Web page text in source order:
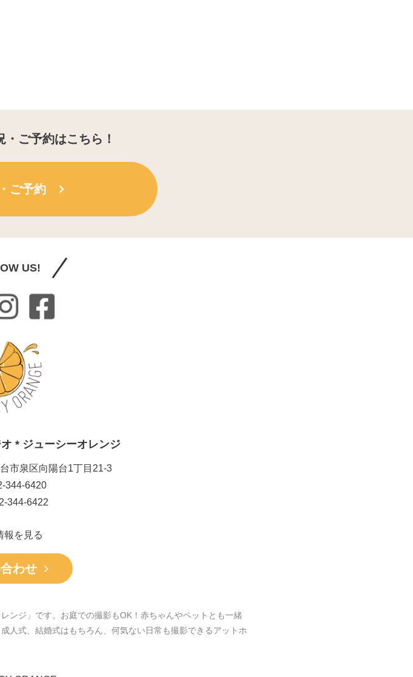
ご予約はこちら！
ご予約
US!
* ジューシーオレンジ
市泉区向陽台1丁目21-3
344-6420
344-6422
報を見る
わせ
ンジ」です。お庭での撮影もOK！赤ちゃんやペットとも一緒
人式、結婚式はもちろん、何気ない日常も撮影できるアットホ